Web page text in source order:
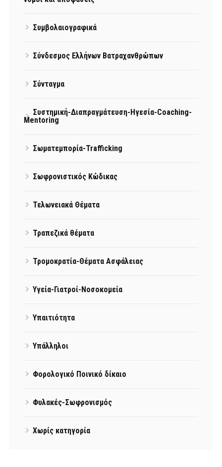
Συμβολαιογραφικά
Σύνδεσμος Ελλήνων Βατραχανθρώπων
Σύνταγμα
Συστημική-Διαπραγμάτευση-Ηγεσία-Coaching-
Mentoring
Σωματεμπορία-Trafficking
Σωφρονιστικός Κώδικας
Τελωνειακά Θέματα
Τραπεζικά θέματα
Τρομοκρατία-Θέματα Ασφάλειας
Υγεία-Γιατροί-Νοσοκομεία
Υπαιτιότητα
Υπάλληλοι
Φορολογικό Ποινικό δίκαιο
Φυλακές-Σωφρονισμός
Χωρίς κατηγορία